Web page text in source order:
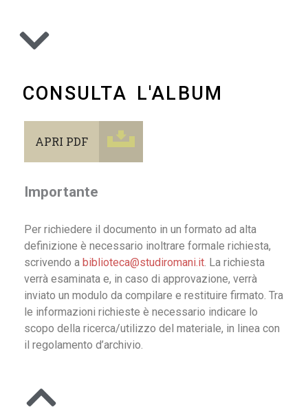
CONSULTA L'ALBUM
APRI PDF
Importante
Per richiedere il documento in un formato ad alta
definizione è necessario inoltrare formale richiesta,
scrivendo a biblioteca@studiromani.it. La richiesta
verrà esaminata e, in caso di approvazione, verrà
inviato un modulo da compilare e restituire firmato. Tra
le informazioni richieste è necessario indicare lo
scopo della ricerca/utilizzo del materiale, in linea con
il regolamento d’archivio.